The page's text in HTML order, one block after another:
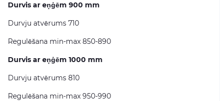
Durvis ar eņģēm 900 mm
Durvju atvērums 710
Regulēšana min-max 850-890
Durvis ar eņģēm 1000 mm
Durvju atvērums 810
Regulēšana min-max 950-990